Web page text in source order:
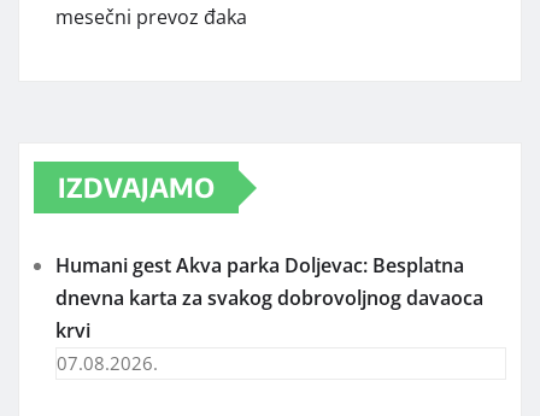
mesečni prevoz đaka
IZDVAJAMO
Humani gest Akva parka Doljevac: Besplatna
dnevna karta za svakog dobrovoljnog davaoca
krvi
07.08.2026.